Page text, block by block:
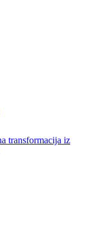
transformacija iz